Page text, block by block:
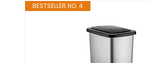
BESTSELLER NO. 4